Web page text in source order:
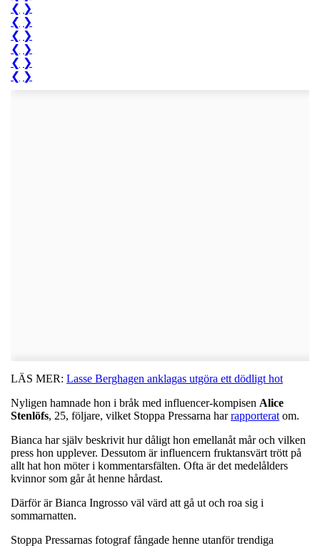
❮ ❯
❮ ❯
❮ ❯
❮ ❯
❮ ❯
❮ ❯
LÄS MER: Lasse Berghagen anklagas utgöra ett dödligt hot
Nyligen hamnade hon i bråk med influencer-kompisen Alice
Stenlöfs, 25, följare, vilket Stoppa Pressarna harrapporterat om.
Bianca har själv beskrivit hur dåligt hon emellanåt mår och vilken
press hon upplever. Dessutom är influencern fruktansvärt trött på
allt hat hon möter i kommentarsfälten. Ofta är det medelålders
kvinnor som går åt henne hårdast.
Därför är Bianca Ingrosso väl värd att gå ut och roa sig i
sommarnatten.
Stoppa Pressarnas fotograf fångade henne utanför trendiga